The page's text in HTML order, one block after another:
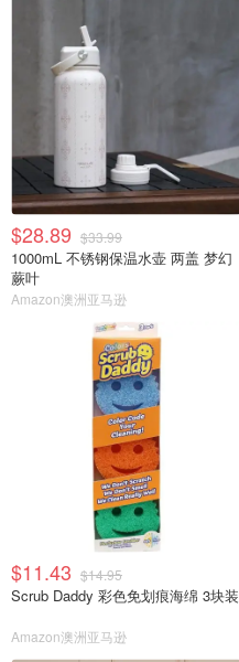
$28.89 $33.99
1000mL 不锈钢保温水壶 两盖 梦幻
蕨叶
Amazon澳洲亚马逊
$11.43 $14.95
Scrub Daddy 彩色免划痕海绵 3块装
Amazon澳洲亚马逊